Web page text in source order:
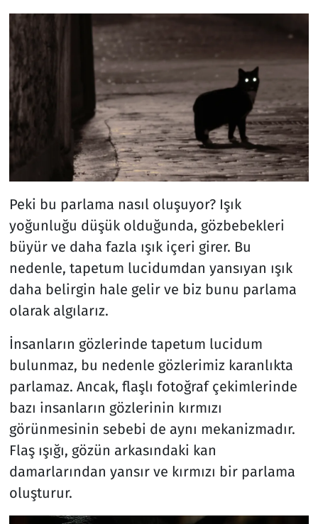
Peki bu parlama nasıl oluşuyor? Işık
yoğunluğu düşük olduğunda, gözbebekleri
büyür ve daha fazla ışık içeri girer. Bu
nedenle, tapetum lucidumdan yansıyan ışık
daha belirgin hale gelir ve biz bunu parlama
olarak algılarız.
İnsanların gözlerinde tapetum lucidum
bulunmaz, bu nedenle gözlerimiz karanlıkta
parlamaz. Ancak, flaşlı fotoğraf çekimlerinde
bazı insanların gözlerinin kırmızı
görünmesinin sebebi de aynı mekanizmadır.
Flaş ışığı, gözün arkasındaki kan
damarlarından yansır ve kırmızı bir parlama
oluşturur.